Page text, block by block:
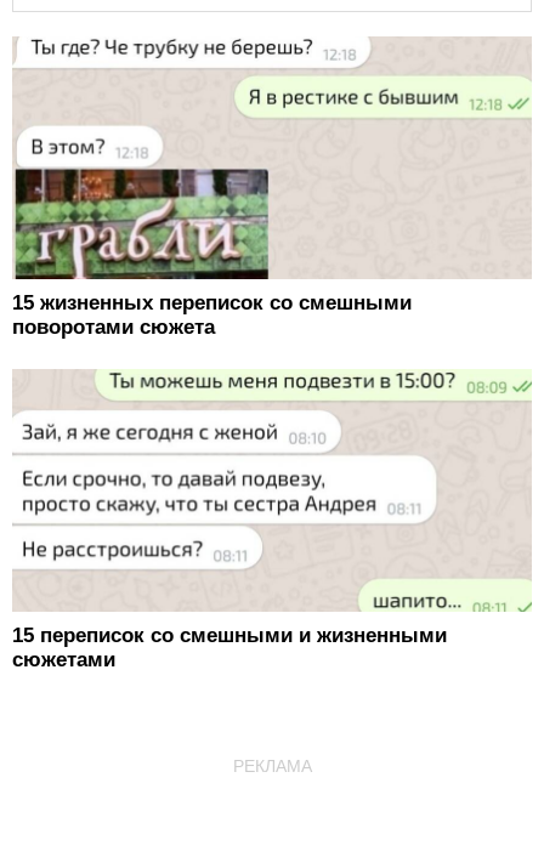
15 жизненных переписок со смешными
поворотами сюжета
15 переписок со смешными и жизненными
сюжетами
РЕКЛАМА